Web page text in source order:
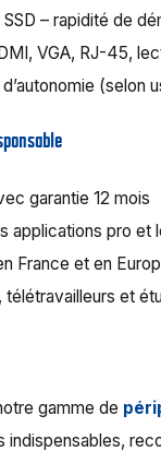
SSD – rapidité de
VGA, RJ-45,
d’autonomie (selon
garantie 12 mois
applications pro et
France et en
télétravailleurs et
gamme de